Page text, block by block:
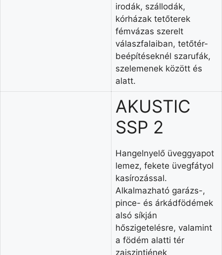
irodák, szállodák,
kórházak tetőterek
fémvázas szerelt
válaszfalaiban, tetőtér-
beépítéseknél szarufák,
szelemenek között és
alatt.
AKUSTIC
SSP 2
Hangelnyelő üveggyapot
lemez, fekete üvegfátyol
kasírozással.
Alkalmazható garázs-,
pince- és árkádfödémek
alsó síkján
hőszigetelésre, valamint
a födém alatti tér
zajszintjének